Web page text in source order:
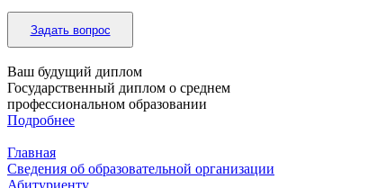
Задать вопрос
Ваш будущий диплом
Государственный диплом о среднем
профессиональном образовании
Подробнее
Главная
Сведения об образовательной организации